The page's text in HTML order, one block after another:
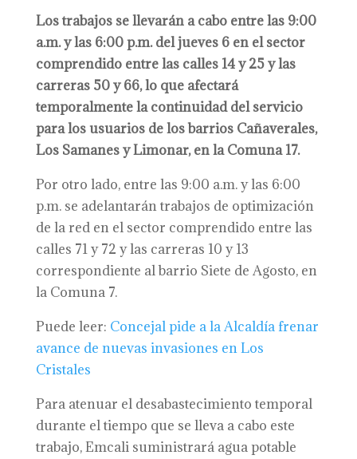
Los trabajos se llevarán a cabo entre las 9:00
a.m. y las 6:00 p.m. del jueves 6 en el sector
comprendido entre las calles 14 y 25 y las
carreras 50 y 66, lo que afectará
temporalmente la continuidad del servicio
para los usuarios de los barrios Cañaverales,
Los Samanes y Limonar, en la Comuna 17.
Por otro lado, entre las 9:00 a.m. y las 6:00
p.m. se adelantarán trabajos de optimización
de la red en el sector comprendido entre las
calles 71 y 72 y las carreras 10 y 13
correspondiente al barrio Siete de Agosto, en
la Comuna 7.
Puede leer: Concejal pide a la Alcaldía frenar
avance de nuevas invasiones en Los
Cristales
Para atenuar el desabastecimiento temporal
durante el tiempo que se lleva a cabo este
trabajo, Emcali suministrará agua potable